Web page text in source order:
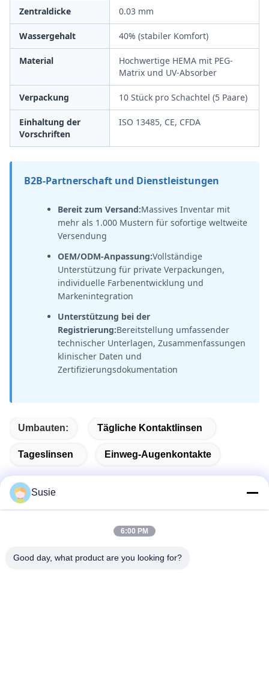
Zentraldicke 0.03 mm
Wassergehalt 40% (stabiler Komfort)
Material
Hochwertige HEMA mit PEG-
Matrix und UV-Absorber
Verpackung 10 Stück pro Schachtel (5 Paare)
Einhaltung der
Vorschriften
ISO 13485, CE, CFDA
B2B-Partnerschaft und Dienstleistungen
Bereit zum Versand:Massives Inventar mit
mehr als 1.000 Mustern für sofortige weltweite
Versendung
OEM/ODM-Anpassung:Vollständige
Unterstützung für private Verpackungen,
individuelle Farbenentwicklung und
Markenintegration
Unterstützung bei der
Registrierung:Bereitstellung umfassender
technischer Unterlagen, Zusammenfassungen
klinischer Daten und
Zertifizierungsdokumentation
Umbauten: Tägliche Kontaktlinsen
Tageslinsen Einweg-Augenkontakte
Schnelle Kontaktaufnahme
Adresse
Susie
6:00 PM
Good day, what product are you looking for?